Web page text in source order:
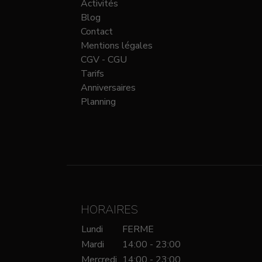
Activités
Blog
Contact
Mentions légales
CGV - CGU
Tarifs
Anniversaires
Planning
HORAIRES
Lundi
FERME
Mardi
14:00 - 23:00